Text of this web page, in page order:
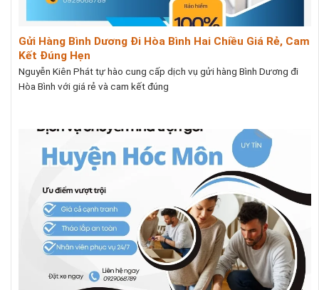
Gửi Hàng Bình Dương Đi Hòa Bình Hai Chiều Giá Rẻ, Cam
Kết Đúng Hẹn
Nguyễn Kiên Phát tự hào cung cấp dịch vụ gửi hàng Bình Dương đi
Hòa Bình với giá rẻ và cam kết đúng